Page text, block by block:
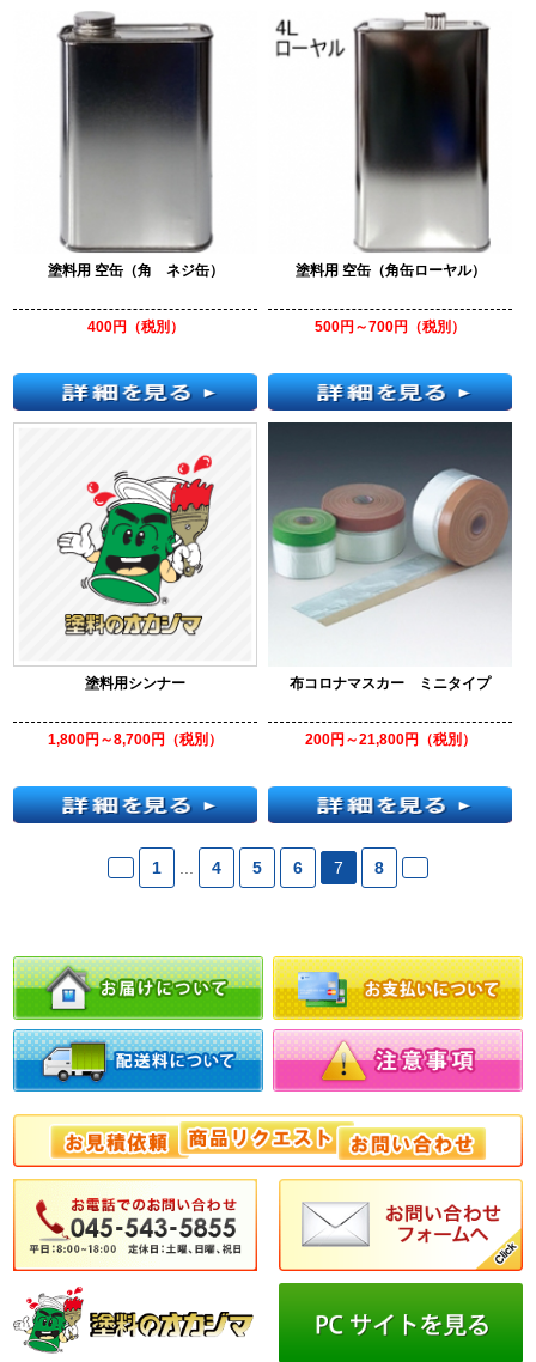
塗料用 空缶（角 ネジ缶）
400円（税別）
塗料用 空缶（角缶ローヤル）
500円～700円（税別）
塗料用シンナー
1,800円～8,700円（税別）
布コロナマスカー ミニタイプ
200円～21,800円（税別）
1 4 5 6 7 8